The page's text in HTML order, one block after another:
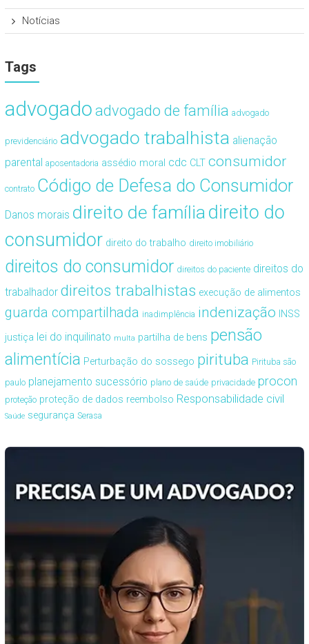
Notícias
Tags
advogado advogado de família advogado
previdenciário advogado trabalhista alienação
parental aposentadoria assédio moral cdc CLT consumidor
contrato Código de Defesa do Consumidor
Danos morais direito de famíliadireito do
consumidor direito do trabalho direito imobiliário
direitos do consumidor direitos do paciente direitos do
trabalhador direitos trabalhistas execução de alimentos
guarda compartilhada inadimplência indenização INSS
justiça lei do inquilinato multa partilha de bens pensão
alimentícia Perturbação do sossego pirituba Pirituba são
paulo planejamento sucessório plano de saúde privacidade procon
proteção proteção de dados reembolso Responsabilidade civil
Saúde segurança Serasa